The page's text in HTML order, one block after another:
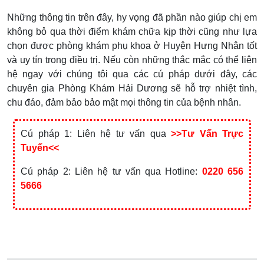
Những thông tin trên đây, hy vọng đã phần nào giúp chị em
không bỏ qua thời điểm khám chữa kịp thời cũng như lựa
chọn được phòng khám phụ khoa ở Huyện Hưng Nhân tốt
và uy tín trong điều trị. Nếu còn những thắc mắc có thể liên
hệ ngay với chúng tôi qua các cú pháp dưới đây, các
chuyên gia Phòng Khám Hải Dương sẽ hỗ trợ nhiệt tình,
chu đáo, đảm bảo bảo mật mọi thông tin của bệnh nhân.
Cú pháp 1: Liên hệ tư vấn qua >>Tư Vấn Trực
Tuyến<<
Cú pháp 2: Liên hệ tư vấn qua Hotline: 0220 656
5666